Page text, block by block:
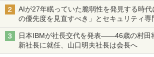
AIが27年眠っていた脆弱性を発見する時
の優先度を見直すべき」とセキュリティ専
日本IBMが社長交代を発表――46歳の村田
新社長に就任、山口明夫社長は会長へ